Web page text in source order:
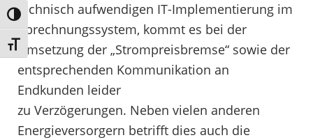
Umschalten auf hohe Kontraste
Schrift vergrößern
technisch aufwendigen IT-Implementierung im
Abrechnungssystem, kommt es bei der
Umsetzung der „Strompreisbremse“ sowie der
entsprechenden Kommunikation an
Endkunden leider
zu Verzögerungen. Neben vielen anderen
Energieversorgern betrifft dies auch die